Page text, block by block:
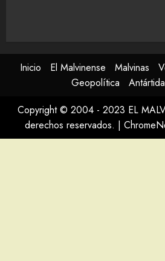
Inicio El Malvinense Malvinas
Geopolítica
Antártida
Copyright © 2004 - 2023 EL
derechos reservados. |